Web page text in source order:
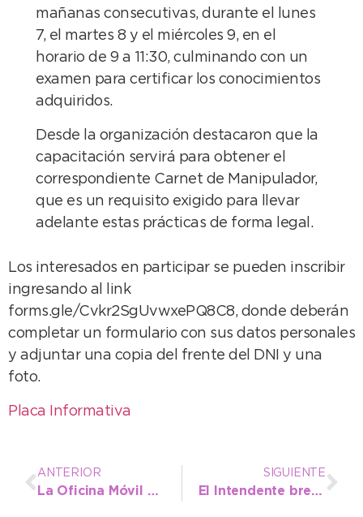
mañanas consecutivas, durante el lunes
7, el martes 8 y el miércoles 9, en el
horario de 9 a 11:30, culminando con un
examen para certificar los conocimientos
adquiridos.
Desde la organización destacaron que la
capacitación servirá para obtener el
correspondiente Carnet de Manipulador,
que es un requisito exigido para llevar
adelante estas prácticas de forma legal.
Los interesados en participar se pueden inscribir
ingresando al link
forms.gle/Cvkr2SgUvwxePQ8C8, donde deberán
completar un formulario con sus datos personales
y adjuntar una copia del frente del DNI y una
foto.
Placa Informativa
ANTERIOR
La Oficina Móvil vuelve este viernes a Quequén
SIGUIENTE
El Intendente bregó por trabajar sin mezquindades políticas para lograr la reparación histórica de Quequén